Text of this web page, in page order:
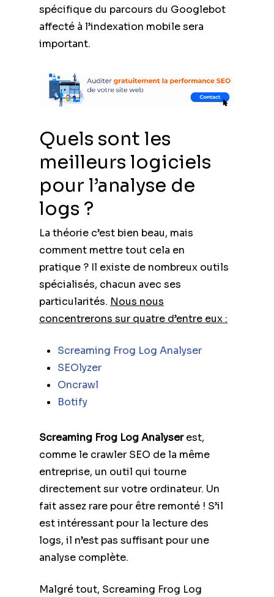
spécifique du parcours du Googlebot
affecté à l’indexation mobile sera
important.
Quels sont les
meilleurs logiciels
pour l’analyse de
logs ?
La théorie c’est bien beau, mais
comment mettre tout cela en
pratique ? Il existe de nombreux outils
spécialisés, chacun avec ses
particularités. Nous nous
concentrerons sur quatre d’entre eux :
Screaming Frog Log Analyser
SEOlyzer
Oncrawl
Botify
Screaming Frog Log Analyserest,
comme le crawler SEO de la même
entreprise, un outil qui tourne
directement sur votre ordinateur. Un
fait assez rare pour être remonté ! S’il
est intéressant pour la lecture des
logs, il n’est pas suffisant pour une
analyse complète.
Malgré tout, Screaming Frog Log